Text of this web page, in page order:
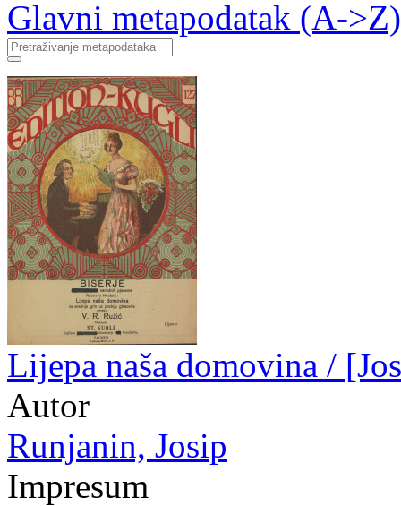
Glavni metapodatak (A->Z)
Lijepa naša domovina /
Autor
Runjanin, Josip
Impresum